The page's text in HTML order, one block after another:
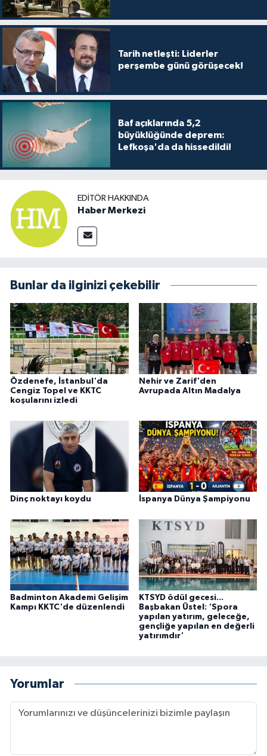
Tarih netleşti: Liderler
perşembe günü görüşecek!
Baf açıklarında 5,2
büyüklüğünde deprem:
Lefkoşa'da da hissedildi!
EDITÖR HAKKINDA
Haber Merkezi
Bunlar da ilginizi çekebilir
Özdenefe, İstanbul'da
Cengiz Topel ve KKTC
koşularını izledi
Nehir ve Zarif'den
Avrupada Altın Madalya
Dinç noktayı koydu İspanya Dünya Şampiyonu
Badminton Akademi Gelişim
Kampı KKTC'de düzenlendi
KTSYD ödül gecesi...
Başbakan Üstel: 'Spora
yapılan yatırım, geleceğe,
gençliğe yapılan en değerli
yatırımdır'
Yorumlar